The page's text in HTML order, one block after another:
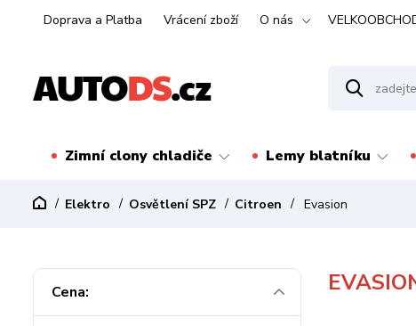
Doprava a Platba Vrácení zboží O nás
Zimní clony chladiče Lemy blatníku
Elektro Osvětlení SPZ Citroen Evasion
Cena: